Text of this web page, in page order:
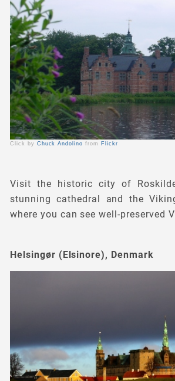
Click by Chuck Andolino from Flickr
Visit the historic city of
stunning cathedral and the
where you can see well-preserved
Helsingør (Elsinore), Denmark